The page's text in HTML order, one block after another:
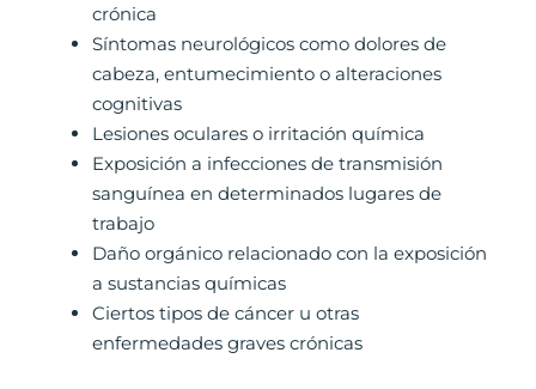
crónica
Síntomas neurológicos como dolores de
cabeza, entumecimiento o alteraciones
cognitivas
Lesiones oculares o irritación química
Exposición a infecciones de transmisión
sanguínea en determinados lugares de
trabajo
Daño orgánico relacionado con la exposición
a sustancias químicas
Ciertos tipos de cáncer u otras
enfermedades graves crónicas